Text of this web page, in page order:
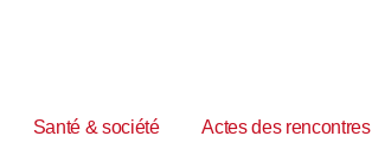
Santé & société Actes des rencontres